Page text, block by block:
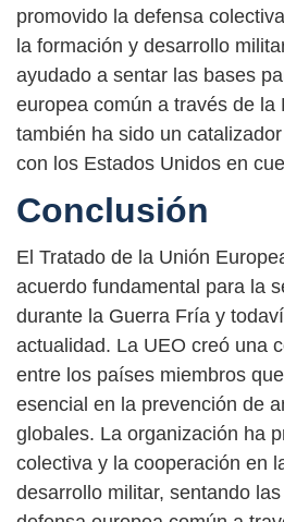
promovido la defensa
la formación y desarrollo
ayudado a sentar las bases
europea común a través de la
también ha sido un
con los Estados Unidos en
Conclusión
El Tratado de la Unión
acuerdo fundamental para la
durante la Guerra Fría y
actualidad. La UEO creó una
entre los países miembros
esencial en la prevención de
globales. La organización ha
colectiva y la cooperación en
desarrollo militar, sentando